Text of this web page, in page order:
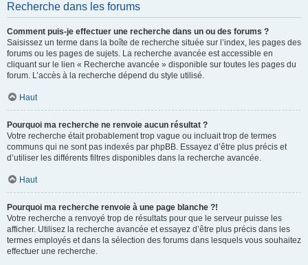
Recherche dans les forums
Comment puis-je effectuer une recherche dans un ou des forums ?
Saisissez un terme dans la boîte de recherche située sur l’index, les pages des
forums ou les pages de sujets. La recherche avancée est accessible en
cliquant sur le lien « Recherche avancée » disponible sur toutes les pages du
forum. L’accès à la recherche dépend du style utilisé.
Haut
Pourquoi ma recherche ne renvoie aucun résultat ?
Votre recherche était probablement trop vague ou incluait trop de termes
communs qui ne sont pas indexés par phpBB. Essayez d’être plus précis et
d’utiliser les différents filtres disponibles dans la recherche avancée.
Haut
Pourquoi ma recherche renvoie à une page blanche ?!
Votre recherche a renvoyé trop de résultats pour que le serveur puisse les
afficher. Utilisez la recherche avancée et essayez d’être plus précis dans les
termes employés et dans la sélection des forums dans lesquels vous souhaitez
effectuer une recherche.